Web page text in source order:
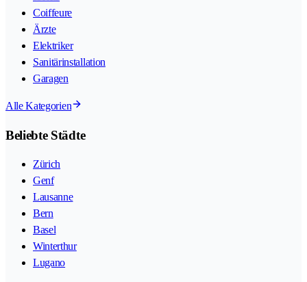
Coiffeure
Ärzte
Elektriker
Sanitärinstallation
Garagen
Alle Kategorien
Beliebte Städte
Zürich
Genf
Lausanne
Bern
Basel
Winterthur
Lugano